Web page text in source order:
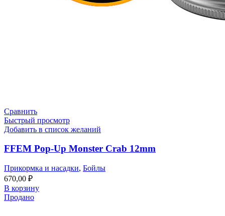
Сравнить
Быстрый просмотр
Добавить в список желаний
FFEM Pop-Up Monster Crab 12mm
Прикормка и насадки, Бойлы
670,00 ₽
В корзину
Продано